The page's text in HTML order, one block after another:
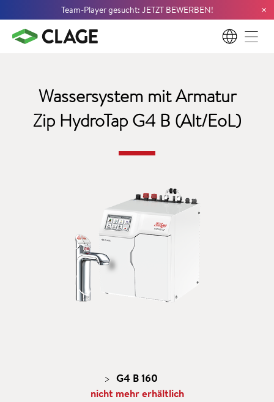
Team-Player gesucht: JETZT BEWERBEN! ×
DE
Wassersystem mit Armatur
Zip HydroTap G4 B (Alt/EoL)
G4 B 160
nicht mehr erhältlich